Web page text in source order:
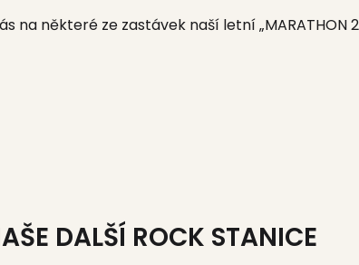
některé ze zastávek naší letní „MARATHON
DALŠÍ ROCK STANICE